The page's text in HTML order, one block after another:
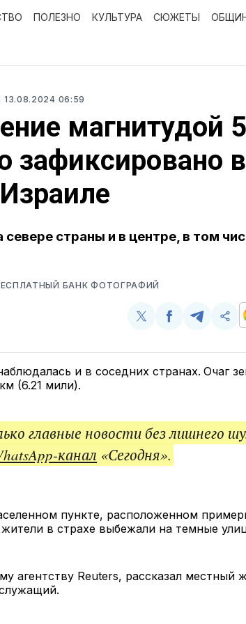
ПОЛЕЗНО КУЛЬТУРА СЮЖЕТЫ
13.08.2024 06:59
магнитудой
зафиксировано
страны и в центре, в том
БАНК ФОТОГРАФИЙ
Поделиться
Twitter
Поделиться
FacebookTelegram
и в соседних странах. Очаг
(6.21 мили).
главные новости без лишнего
канал «Сегодня».
пункте, расположенном
в страхе выбежали на темные
агентству Reuters, рассказал местный